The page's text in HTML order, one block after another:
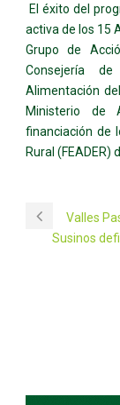
El éxito del
activa de los 15
Grupo de
Consejería
Alimentación
Ministerio de
financiación de
Rural (FEADER)
Valles
Susinos